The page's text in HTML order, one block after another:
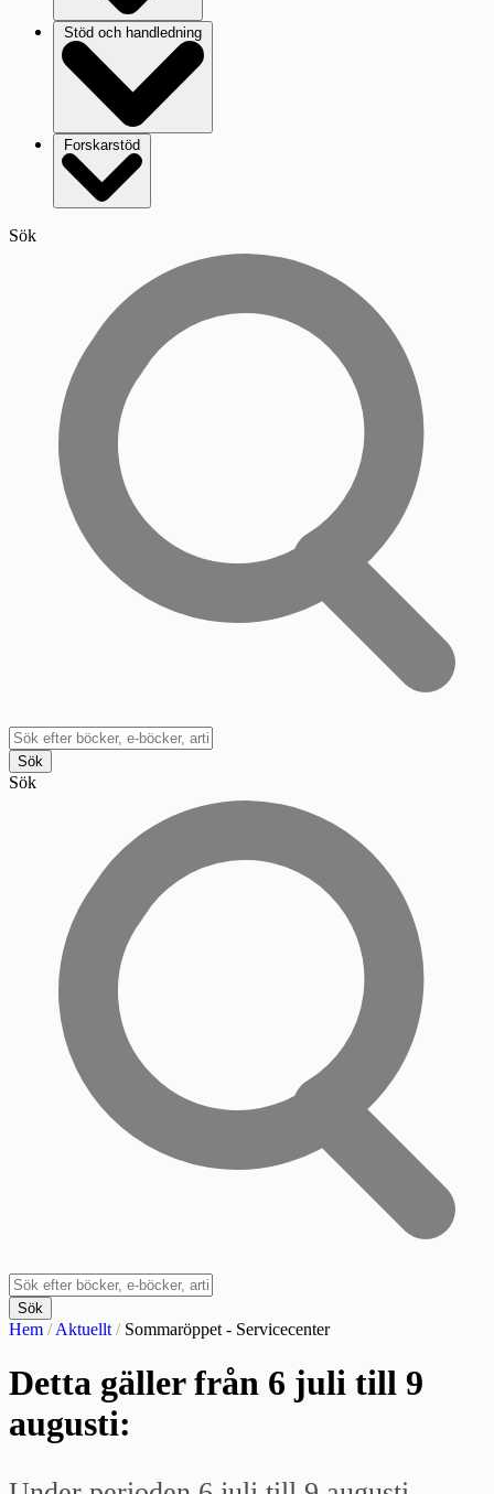
Stöd och handledning
Forskarstöd
Sök
Sök
Sök
Sök
Hem /Aktuellt / Sommaröppet - Servicecenter
Detta gäller från 6 juli till 9
augusti: